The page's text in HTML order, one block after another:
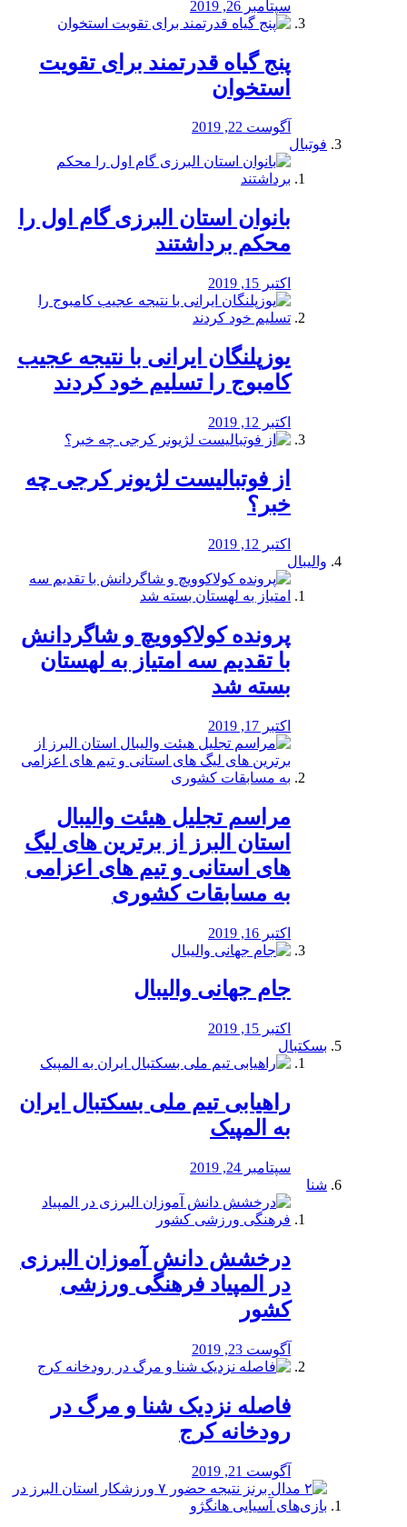
سپتامبر 26, 2019
پنج گیاه قدرتمند برای تقویت
استخوان
آگوست 22, 2019
فوتبال
بانوان استان البرزی گام اول را
محكم برداشتند
اکتبر 15, 2019
یوزپلنگان ایرانی با نتیجه عجیب
کامبوج را تسلیم خود کردند
اکتبر 12, 2019
از فوتبالیست لژیونر کرجی چه
خبر؟
اکتبر 12, 2019
والیبال
پرونده کولاکوویچ و شاگردانش
با تقدیم سه امتیاز به لهستان
بسته شد
اکتبر 17, 2019
مراسم تجلیل هیئت والیبال
استان البرز از برترین های لیگ
های استانی و تیم های اعزامی
به مسابقات کشوری
اکتبر 16, 2019
جام جهانی والیبال
اکتبر 15, 2019
بسکتبال
راهیابی تیم ملی بسکتبال ایران
به المپیک
سپتامبر 24, 2019
شنا
درخشش دانش آموزان البرزی
در المپیاد فرهنگی ورزشی
کشور
آگوست 23, 2019
️فاصله نزدیک شنا و مرگ در
رودخانه کرج
آگوست 21, 2019